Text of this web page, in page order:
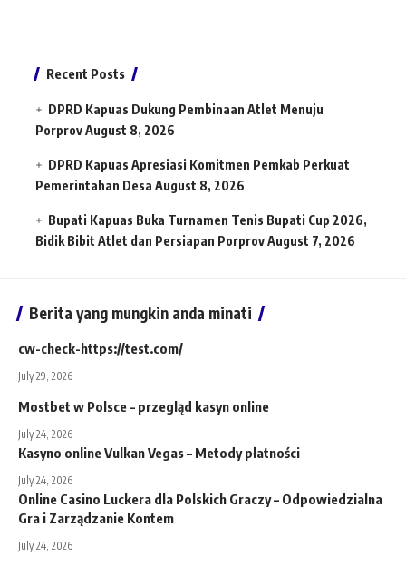
Recent Posts
DPRD Kapuas Dukung Pembinaan Atlet Menuju
PorprovAugust 8, 2026
DPRD Kapuas Apresiasi Komitmen Pemkab Perkuat
Pemerintahan Desa August 8, 2026
Bupati Kapuas Buka Turnamen Tenis Bupati Cup 2026,
Bidik Bibit Atlet dan Persiapan PorprovAugust 7, 2026
Berita yang mungkin anda minati
cw-check-https://test.com/
July 29, 2026
Mostbet w Polsce – przegląd kasyn online
July 24, 2026
Kasyno online Vulkan Vegas – Metody płatności
July 24, 2026
Online Casino Luckera dla Polskich Graczy – Odpowiedzialna
Gra i Zarządzanie Kontem
July 24, 2026